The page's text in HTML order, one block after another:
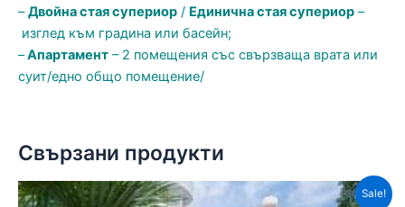
–Двойна стая супериор / Единична стая супериор –
изглед към градина или басейн;
–Апартамент – 2 помещения със свързваща врата или
суит/едно общо помещение/
Свързани продукти
Sale!